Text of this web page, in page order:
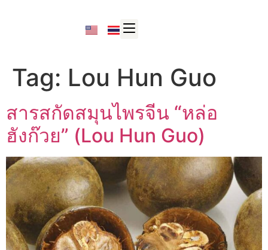
Tag: Lou Hun Guo
สารสกัดสมุนไพรจีน “หล่อ
ฮังก๊วย” (Lou Hun Guo)